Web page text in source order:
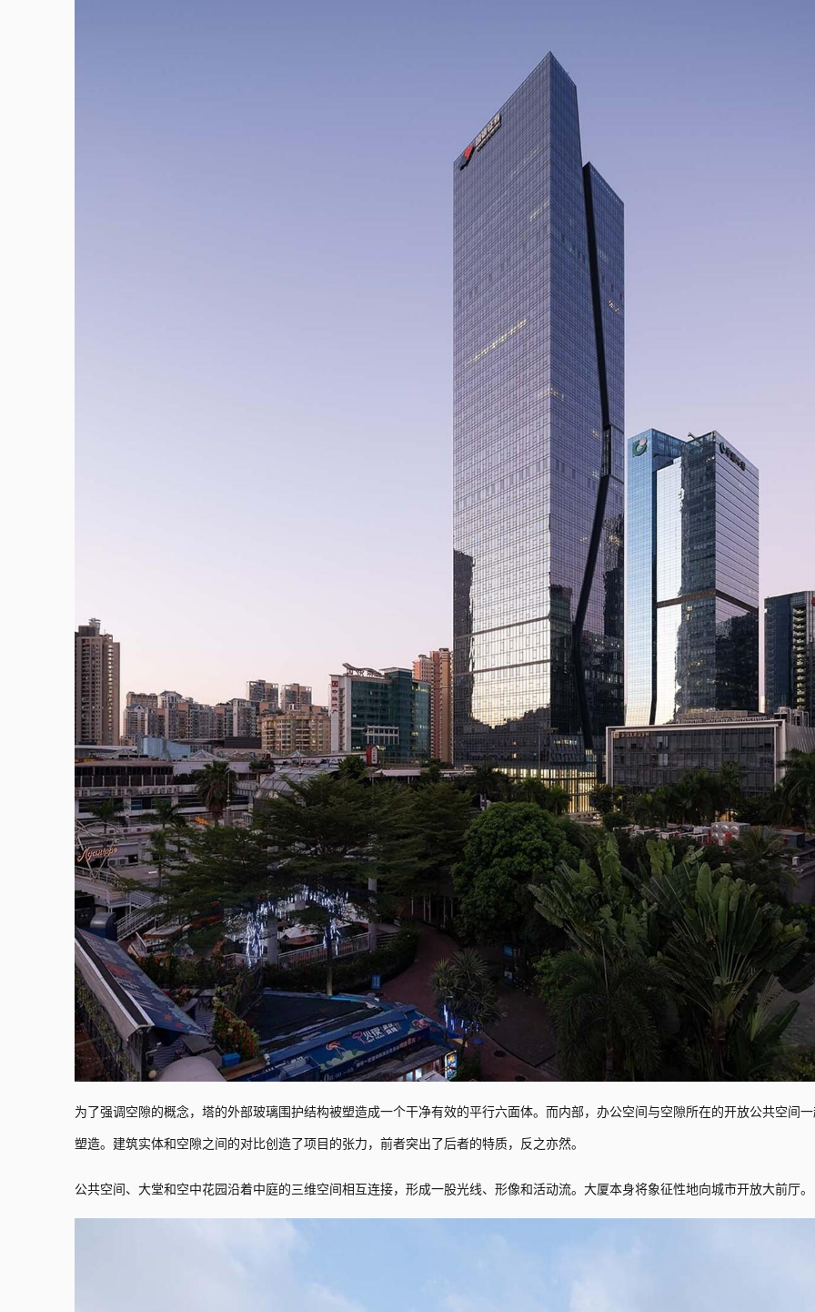
为了强调空隙的概念，塔的外部玻璃围护结构被塑造成一个干净有效的平行六面体。而内部，办公空间与空隙所在的开放公共空间
塑造。建筑实体和空隙之间的对比创造了项目的张力，前者突出了后者的特质，反之亦然。
公共空间、大堂和空中花园沿着中庭的三维空间相互连接，形成一股光线、形像和活动流。大厦本身将象征性地向城市开放大前厅。